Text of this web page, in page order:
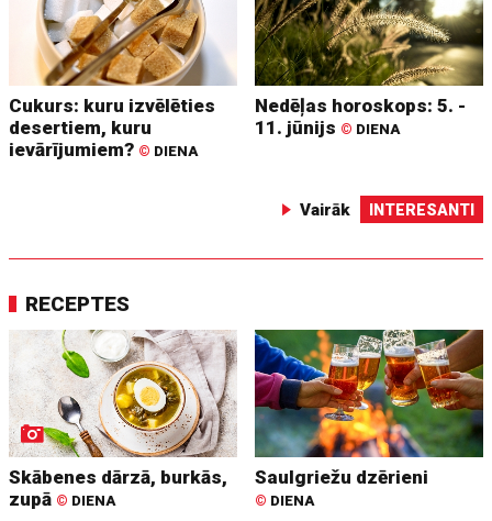
Cukurs: kuru izvēlēties
desertiem, kuru
ievārījumiem? © DIENA
Nedēļas horoskops: 5. -
11. jūnijs © DIENA
Vairāk INTERESANTI
RECEPTES
Skābenes dārzā, burkās,
zupā © DIENA
Saulgriežu dzērieni
© DIENA